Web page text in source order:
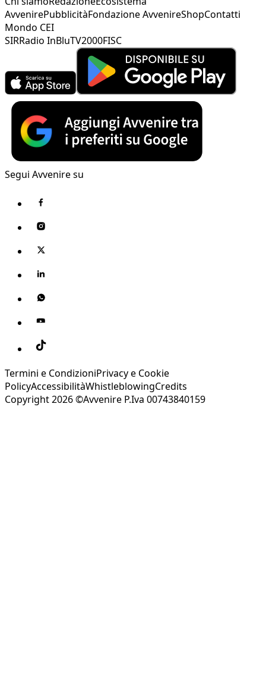
AvvenirePubblicitàFondazione AvvenireShopContatti
Mondo CEI
SIRRadio InBluTV2000FISC
Segui Avvenire su
Termini e CondizioniPrivacy e Cookie
PolicyAccessibilitàWhistleblowingCredits
Copyright 2026 ©Avvenire P.Iva 00743840159